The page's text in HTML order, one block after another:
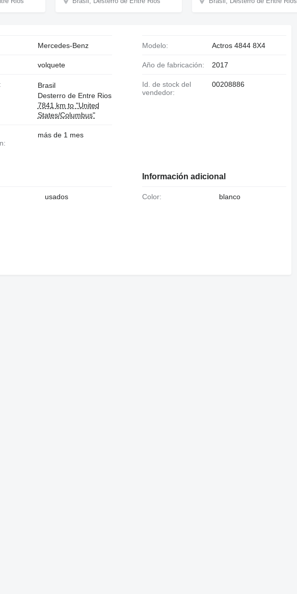
Mercedes-Benz Modelo: Actros 4844 8X4
volquete Año de fabricación: 2017
Brasil
Desterro de Entre Rios
7841 km to "United
States/Columbus"
Id. de stock del
vendedor:
00208886
más de 1 mes
usados
Información adicional
Color: blanco